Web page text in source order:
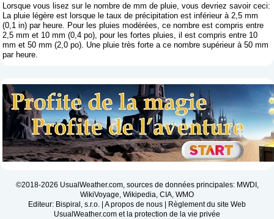
Lorsque vous lisez sur le nombre de mm de pluie, vous devriez savoir ceci:
La pluie légère est lorsque le taux de précipitation est inférieur à 2,5 mm
(0,1 in) par heure. Pour les pluies modérées, ce nombre est compris entre
2,5 mm et 10 mm (0,4 po), pour les fortes pluies, il est compris entre 10
mm et 50 mm (2,0 po). Une pluie très forte a ce nombre supérieur à 50 mm
par heure.
©2018-2026 UsualWeather.com, sources de données principales: MWDI,
WikiVoyage, Wikipedia, CIA, WMO
Editeur: Bispiral, s.r.o. | A propos de nous | Règlement du site Web
UsualWeather.com et la protection de la vie privée